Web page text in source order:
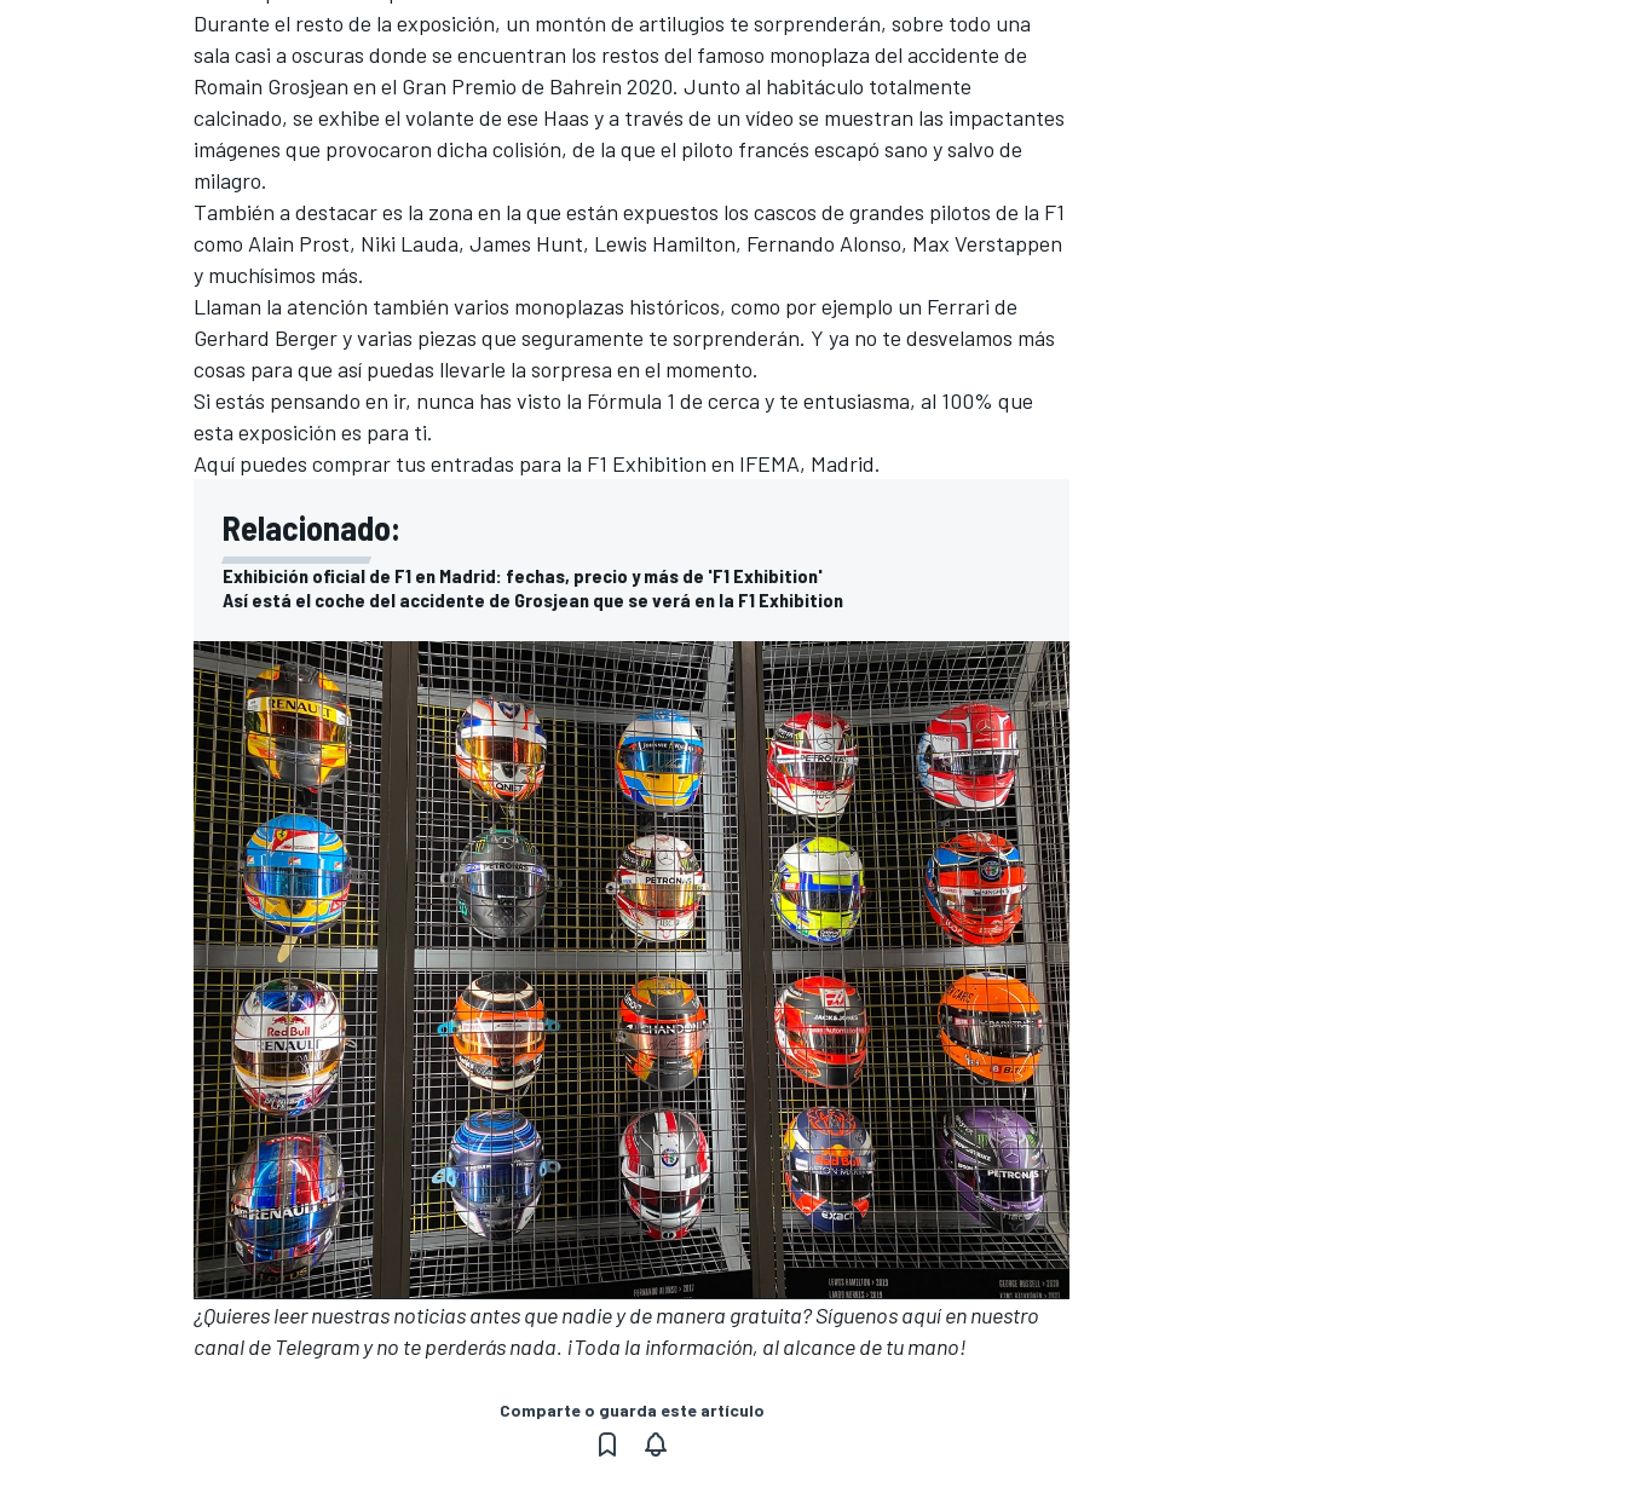
Durante el resto de la exposición, un montón de artilugios te sorprenderán, sobre todo una
sala casi a oscuras donde se encuentran los restos del famoso monoplaza del accidente de
Romain Grosjean en el Gran Premio de Bahrein 2020. Junto al habitáculo totalmente
calcinado, se exhibe el volante de ese Haas y a través de un vídeo se muestran las impactantes
imágenes que provocaron dicha colisión, de la que el piloto francés escapó sano y salvo de
milagro.
También a destacar es la zona en la que están expuestos los cascos de grandes pilotos de la F1
como Alain Prost, Niki Lauda, James Hunt, Lewis Hamilton, Fernando Alonso, Max Verstappen
y muchísimos más.
Llaman la atención también varios monoplazas históricos, como por ejemplo un Ferrari de
Gerhard Bergery varias piezas que seguramente te sorprenderán. Y ya no te desvelamos más
cosas para que así puedas llevarle la sorpresa en el momento.
Si estás pensando en ir, nunca has visto la Fórmula 1 de cerca y te entusiasma, al 100% que
esta exposición es para ti.
Aquí puedes comprar tus entradas para la F1 Exhibition en IFEMA, Madrid.
Relacionado:
Exhibición oficial de F1 en Madrid: fechas, precio y más de 'F1 Exhibition'
Así está el coche del accidente de Grosjean que se verá en la F1 Exhibition
¿Quieres leer nuestras noticias antes que nadie y de manera gratuita? Síguenosaquí en nuestro
canal de Telegramy no te perderás nada. ¡Toda la información, al alcance de tu mano!
Comparte o guarda este artículo